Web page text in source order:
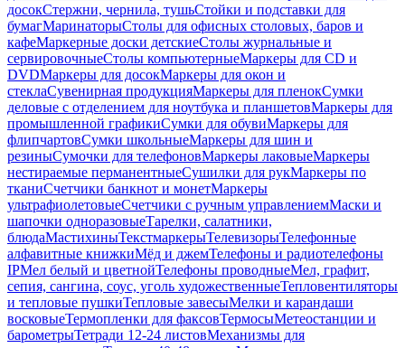
досокСтержни, чернила, тушьСтойки и подставки для
бумагМаринаторыСтолы для офисных столовых, баров и
кафеМаркерные доски детскиеСтолы журнальные и
сервировочныеСтолы компьютерныеМаркеры для CD и
DVDМаркеры для досокМаркеры для окон и
стеклаСувенирная продукцияМаркеры для пленокСумки
деловые с отделением для ноутбука и планшетовМаркеры для
промышленной графикиСумки для обувиМаркеры для
флипчартовСумки школьныеМаркеры для шин и
резиныСумочки для телефоновМаркеры лаковыеМаркеры
нестираемые перманентныеСушилки для рукМаркеры по
тканиСчетчики банкнот и монетМаркеры
ультрафиолетовыеСчетчики с ручным управлениемМаски и
шапочки одноразовыеТарелки, салатники,
блюдаМастихиныТекстмаркерыТелевизорыТелефонные
алфавитные книжкиМёд и джемТелефоны и радиотелефоны
IPМел белый и цветнойТелефоны проводныеМел, графит,
сепия, сангина, соус, уголь художественныеТепловентиляторы
и тепловые пушкиТепловые завесыМелки и карандаши
восковыеТермопленки для факсовТермосыМетеостанции и
барометрыТетради 12-24 листовМеханизмы для